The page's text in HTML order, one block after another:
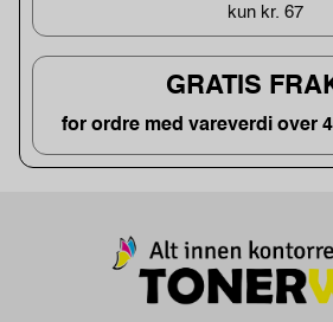
kun kr. 67
GRATIS
for ordre med vareverdi over